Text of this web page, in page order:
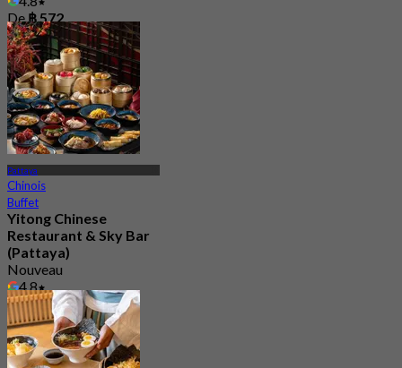
De ฿ 572
Pattaya
Chinois
Buffet
Yitong Chinese
Restaurant & Sky Bar
(Pattaya)
Nouveau
4.8
De฿ 666.66